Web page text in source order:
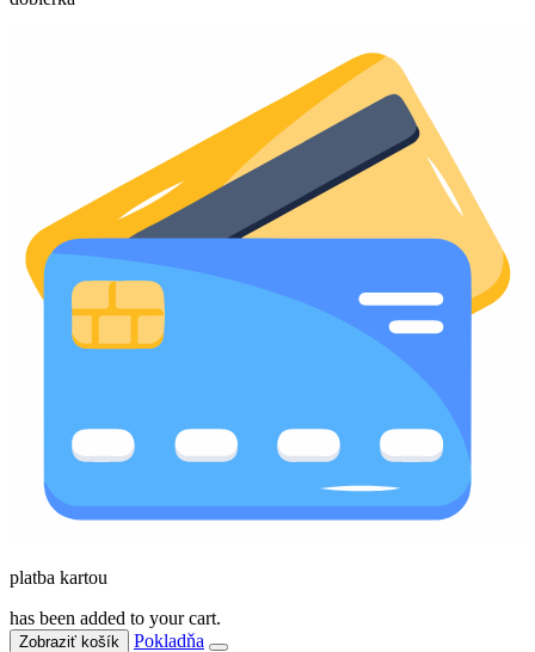
platba kartou
has been added to your cart.
Zobraziť košík
Pokladňa